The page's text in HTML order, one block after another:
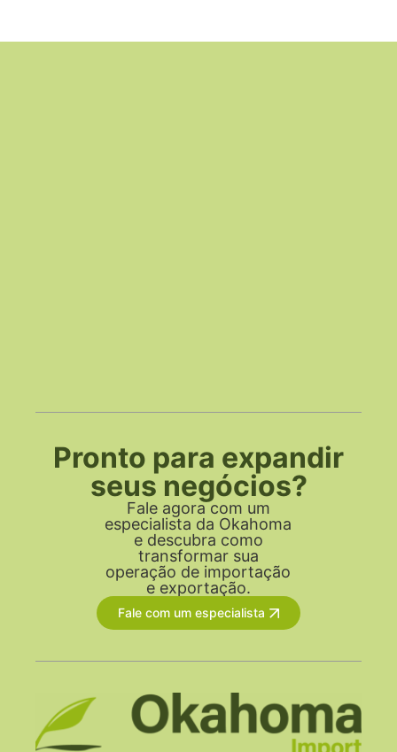
Pronto para expandir
seus negócios?
Fale agora com um
especialista da Okahoma
e descubra como
transformar sua
operação de importação
e exportação.
Fale com um especialista